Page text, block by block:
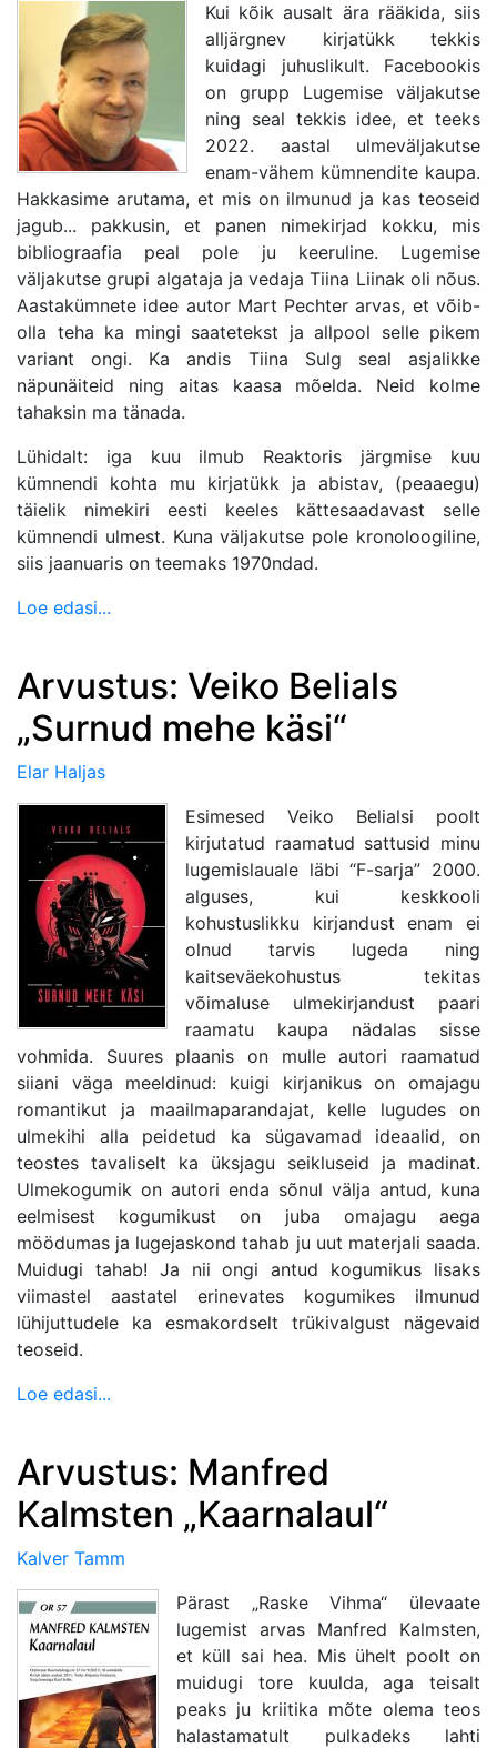
Kui kõik ausalt ära rääkida, siis
alljärgnev kirjatükk tekkis
kuidagi juhuslikult. Facebookis
on grupp Lugemise väljakutse
ning seal tekkis idee, et teeks
2022. aastal ulmeväljakutse
enam-vähem kümnendite kaupa.
Hakkasime arutama, et mis on ilmunud ja kas teoseid
jagub... pakkusin, et panen nimekirjad kokku, mis
bibliograafia peal pole ju keeruline. Lugemise
väljakutse grupi algataja ja vedaja Tiina Liinak oli nõus.
Aastakümnete idee autor Mart Pechter arvas, et võib-
olla teha ka mingi saatetekst ja allpool selle pikem
variant ongi. Ka andis Tiina Sulg seal asjalikke
näpunäiteid ning aitas kaasa mõelda. Neid kolme
tahaksin ma tänada.
Lühidalt: iga kuu ilmub Reaktoris järgmise kuu
kümnendi kohta mu kirjatükk ja abistav, (peaaegu)
täielik nimekiri eesti keeles kättesaadavast selle
kümnendi ulmest. Kuna väljakutse pole kronoloogiline,
siis jaanuaris on teemaks 1970ndad.
Loe edasi...
Arvustus: Veiko Belials
„Surnud mehe käsi“
Elar Haljas
Esimesed Veiko Belialsi poolt
kirjutatud raamatud sattusid minu
lugemislauale läbi “F-sarja” 2000.
alguses, kui keskkooli
kohustuslikku kirjandust enam ei
olnud tarvis lugeda ning
kaitseväekohustus tekitas
võimaluse ulmekirjandust paari
raamatu kaupa nädalas sisse
vohmida. Suures plaanis on mulle autori raamatud
siiani väga meeldinud: kuigi kirjanikus on omajagu
romantikut ja maailmaparandajat, kelle lugudes on
ulmekihi alla peidetud ka sügavamad ideaalid, on
teostes tavaliselt ka üksjagu seikluseid ja madinat.
Ulmekogumik on autori enda sõnul välja antud, kuna
eelmisest kogumikust on juba omajagu aega
möödumas ja lugejaskond tahab ju uut materjali saada.
Muidugi tahab! Ja nii ongi antud kogumikus lisaks
viimastel aastatel erinevates kogumikes ilmunud
lühijuttudele ka esmakordselt trükivalgust nägevaid
teoseid.
Loe edasi...
Arvustus: Manfred
Kalmsten „Kaarnalaul“
Kalver Tamm
Pärast „Raske Vihma“ ülevaate
lugemist arvas Manfred Kalmsten,
et küll sai hea. Mis ühelt poolt on
muidugi tore kuulda, aga teisalt
peaks ju kriitika mõte olema teos
halastamatult pulkadeks lahti